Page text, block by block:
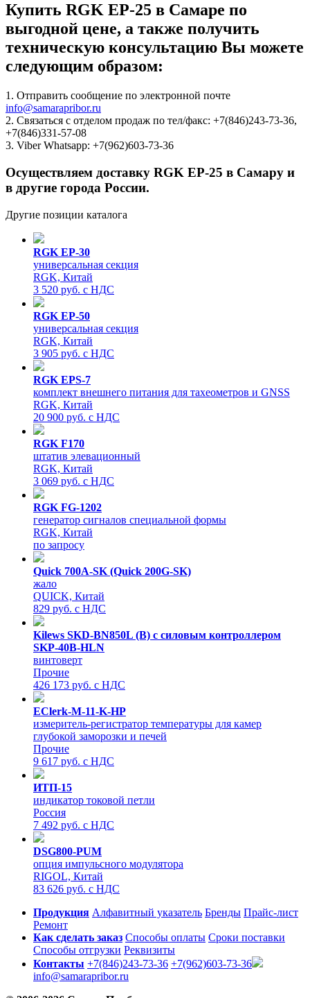
Купить RGK EP-25 в Самаре по
выгодной цене, а также получить
техническую консультацию Вы можете
следующим образом:
1. Отправить сообщение по электронной почте
info@samarapribor.ru
2. Связаться с отделом продаж по тел/факс: +7(846)243-73-36,
+7(846)331-57-08
3. Viber Whatsapp: +7(962)603-73-36
Осуществляем доставку RGK EP-25 в Самару и
в другие города России.
Другие позиции каталога
RGK EP-30
универсальная секция
RGK, Китай
3 520 руб. с НДС
RGK EP-50
универсальная секция
RGK, Китай
3 905 руб. с НДС
RGK EPS-7
комплект внешнего питания для тахеометров и GNSS
RGK, Китай
20 900 руб. с НДС
RGK F170
штатив элевационный
RGK, Китай
3 069 руб. с НДС
RGK FG-1202
генератор сигналов специальной формы
RGK, Китай
по запросу
Quick 700A-SK (Quick 200G-SK)
жало
QUICK, Китай
829 руб. с НДС
Kilews SKD-BN850L (B) с силовым контроллером
SKP-40B-HLN
винтоверт
Прочие
426 173 руб. с НДС
EClerk-M-11-K-HP
измеритель-регистратор температуры для камер
глубокой заморозки и печей
Прочие
9 617 руб. с НДС
ИТП-15
индикатор токовой петли
Россия
7 492 руб. с НДС
DSG800-PUM
опция импульсного модулятора
RIGOL, Китай
83 626 руб. с НДС
Продукция Алфавитный указатель Бренды Прайс-лист
Ремонт
Как сделать заказ Способы оплаты Сроки поставки
Способы отгрузки Реквизиты
Контакты +7(846)243-73-36 +7(962)603-73-36
info@samarapribor.ru